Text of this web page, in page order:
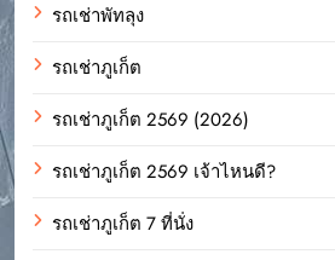
รถเช่าพัทลุง
รถเช่าภูเก็ต
รถเช่าภูเก็ต 2569 (2026)
รถเช่าภูเก็ต 2569 เจ้าไหนดี?
รถเช่าภูเก็ต 7 ที่นั่ง